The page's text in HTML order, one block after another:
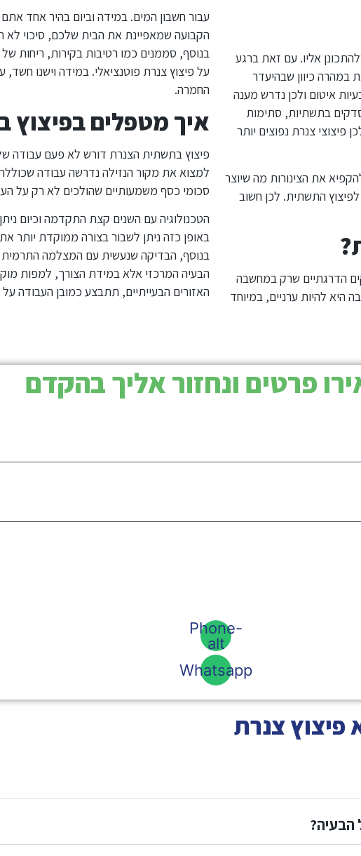
אליו. עם זאת ברגע
במהרה כיוון שבהיעדר
איטום ולכן נדרש מענה
סדקים בתשתיות, סתימות
פיצוצי צנרת נפוצים יותר
את הצינורות מה שיוצר
התשתית. לכן חשוב
הדרגתיים שרק במחשבה
היא להיות ערניים, במיוחד
עבור חשבון המים. במידה וביום בהיר אחד
הקבועה שמאפיינת את הבית שלכם, סיכוי לא
בנוסף, סממנים כמו רטיבות בקירות, ריחות
על פיצוץ צנרת פוטנציאלי. במידה וישנו
החמרה.
איך מטפלים בפיצוץ
פיצוץ בתשתית הצנרת דורש לא פעם עבודה
למצוא את מקור הנזילה נדרשה עבודה
סכומי כסף משמעותיים שהולכים לא רק על
הטכנולוגיה עם השנים קצת התקדמה וכיום
באופן כזה ניתן לשבור בצורה ממוקדת יותר
בנוסף, הבדיקה שנעשית עם המצלמה התרמית
הבעיה המרכזי אלא במידת הצורך, למפות
האזורים הבעייתיים, תתבצע כמובן העבודה
פרטים ונחזור אליך בהקדם
Phone-
alt
Whatsapp
פיצוץ צנרת
הבעיה?